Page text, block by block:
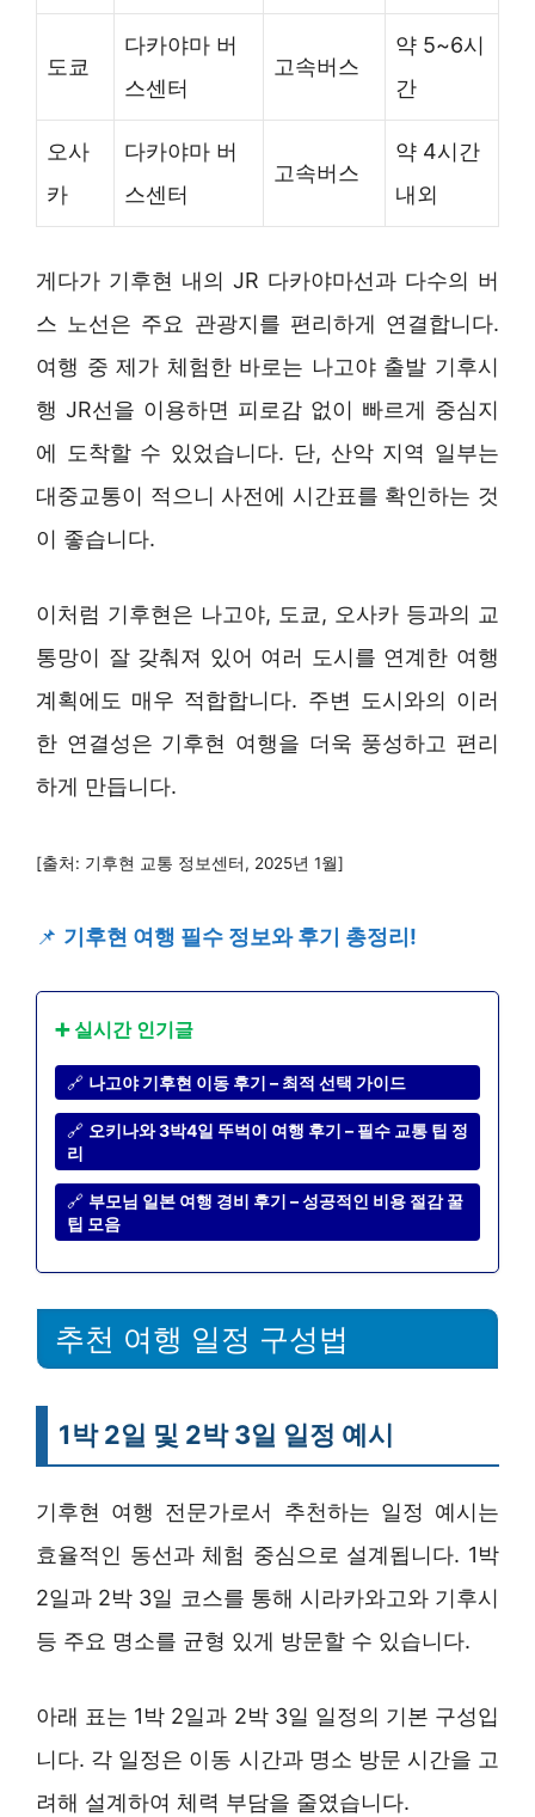
도쿄
다카야마 버
스센터
고속버스
약 5~6시
간
오사
카
다카야마 버
스센터
고속버스
약 4시간
내외
게다가 기후현 내의 JR 다카야마선과 다수의 버
스 노선은 주요 관광지를 편리하게 연결합니다.
여행 중 제가 체험한 바로는 나고야 출발 기후시
행 JR선을 이용하면 피로감 없이 빠르게 중심지
에 도착할 수 있었습니다. 단, 산악 지역 일부는
대중교통이 적으니 사전에 시간표를 확인하는 것
이 좋습니다.
이처럼 기후현은 나고야, 도쿄, 오사카 등과의 교
통망이 잘 갖춰져 있어 여러 도시를 연계한 여행
계획에도 매우 적합합니다. 주변 도시와의 이러
한 연결성은 기후현 여행을 더욱 풍성하고 편리
하게 만듭니다.
[출처: 기후현 교통 정보센터, 2025년 1월]
📌 기후현 여행 필수 정보와 후기 총정리!
➕ 실시간 인기글
🔗 나고야 기후현 이동 후기 – 최적 선택 가이드
🔗 오키나와 3박4일 뚜벅이 여행 후기 – 필수 교통 팁 정
리
🔗 부모님 일본 여행 경비 후기 – 성공적인 비용 절감 꿀
팁 모음
추천 여행 일정 구성법
1박 2일 및 2박 3일 일정 예시
기후현 여행 전문가로서 추천하는 일정 예시는
효율적인 동선과 체험 중심으로 설계됩니다. 1박
2일과 2박 3일 코스를 통해 시라카와고와 기후시
등 주요 명소를 균형 있게 방문할 수 있습니다.
아래 표는 1박 2일과 2박 3일 일정의 기본 구성입
니다. 각 일정은 이동 시간과 명소 방문 시간을 고
려해 설계하여 체력 부담을 줄였습니다.